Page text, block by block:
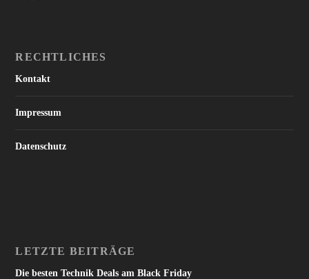
RECHTLICHES
Kontakt
Impressum
Datenschutz
LETZTE BEITRÄGE
Die besten Technik Deals am Black Friday